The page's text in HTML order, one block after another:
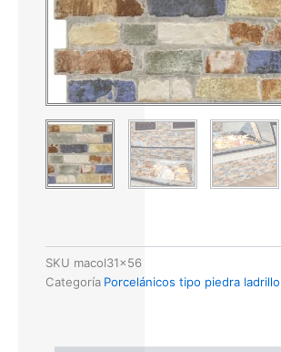
SKU macol31x56
Categoría Porcelánicos tipo piedra ladrillo